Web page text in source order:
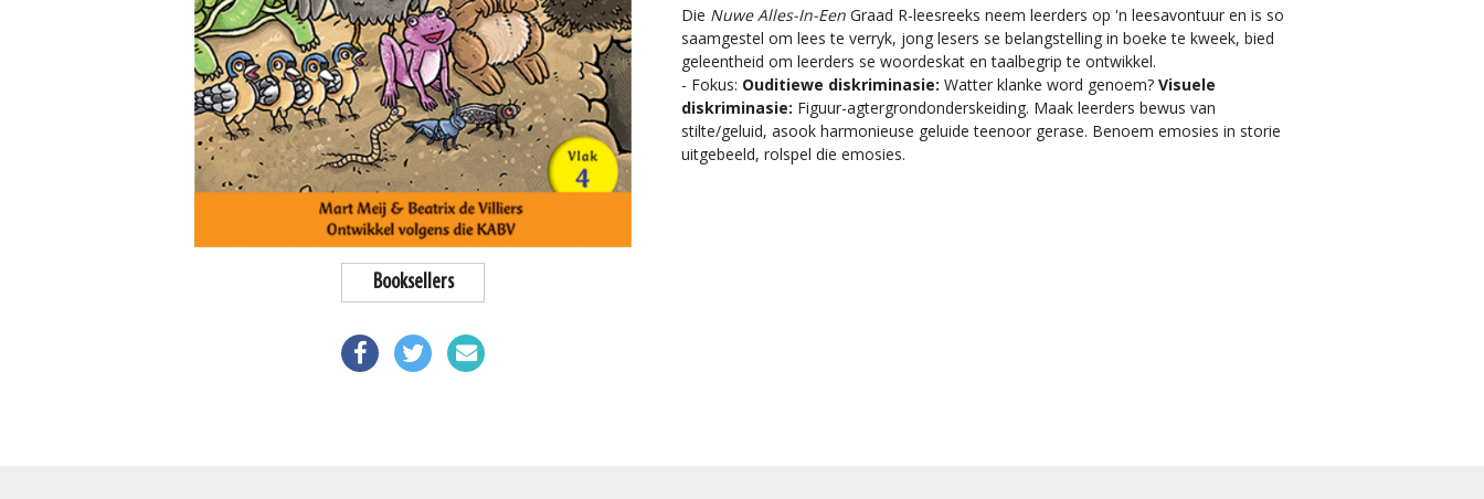
Booksellers
Die Nuwe Alles-In-EenGraad R-leesreeks neem leerders op 'n leesavontuur en is so
saamgestel om lees te verryk, jong lesers se belangstelling in boeke te kweek, bied
geleentheid om leerders se woordeskat en taalbegrip te ontwikkel.
- Fokus: Ouditiewe diskriminasie: Watter klanke word genoem? Visuele
diskriminasie: Figuur-agtergrondonderskeiding. Maak leerders bewus van
stilte/geluid, asook harmonieuse geluide teenoor gerase. Benoem emosies in storie
uitgebeeld, rolspel die emosies.